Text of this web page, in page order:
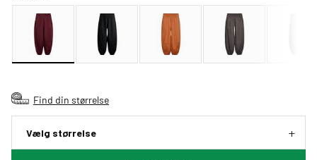
Find din størrelse
Vælg størrelse